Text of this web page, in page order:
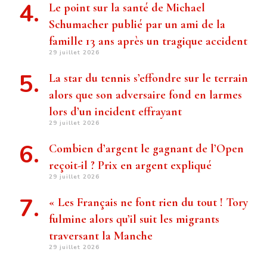
Le point sur la santé de Michael
Schumacher publié par un ami de la
famille 13 ans après un tragique accident
29 juillet 2026
La star du tennis s’effondre sur le terrain
alors que son adversaire fond en larmes
lors d’un incident effrayant
29 juillet 2026
Combien d’argent le gagnant de l’Open
reçoit-il ? Prix ​​en argent expliqué
29 juillet 2026
« Les Français ne font rien du tout ! Tory
fulmine alors qu’il suit les migrants
traversant la Manche
29 juillet 2026